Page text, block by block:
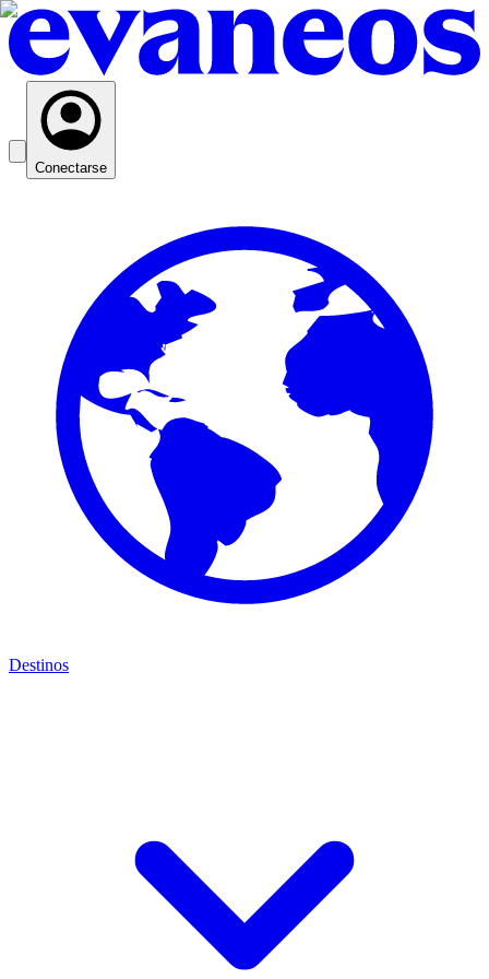
Conectarse
Destinos